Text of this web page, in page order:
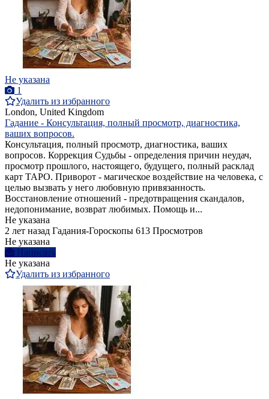
Не указана
1
Удалить из избранного
London, United Kingdom
Гадание - Консультация, полный просмотр, диагностика,
ваших вопросов.
Консультация, полный просмотр, диагностика, ваших
вопросов. Коррекция Судьбы - определения причин неудач,
просмотр прошлого, настоящего, будущего, полный расклад
карт ТАРО. Приворот - магическое воздействие на человека, с
целью вызвать у него любовную привязанность.
Восстановление отношений - предотвращения скандалов,
недопонимание, возврат любимых. Помощь и...
Не указана
2 лет назад Гадания-Гороскопы 613 Просмотров
Не указана
Написать
Не указана
Удалить из избранного